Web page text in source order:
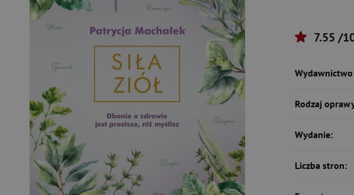
7.55 /
Rodzaj
Wydanie:
Liczba stron: